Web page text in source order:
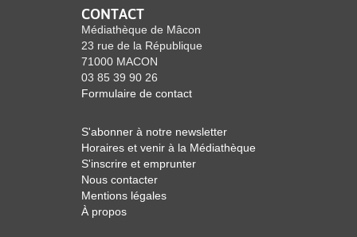
CONTACT
Médiathèque de Mâcon
23 rue de la République
71000 MACON
03 85 39 90 26
Formulaire de contact
S'abonner à notre newsletter
Horaires et venir à la Médiathèque
S'inscrire et emprunter
Nous contacter
Mentions légales
À propos